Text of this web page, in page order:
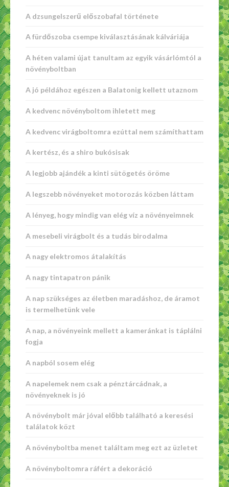
A dzsungelszerű előszobafal története
A fürdőszoba csempe kiválasztásának kálváriája
A héten valami újat tanultam az egyik vásárlómtól a
növényboltban
A jó példához egészen a Balatonig kellett utaznom
A kedvenc növényboltom ihletett meg
A kedvenc virágboltomra ezúttal nem számíthattam
A kertész, és a shiro bukósisak
A legjobb ajándék a kinti sütögetés öröme
A legszebb növényeket motorozás közben láttam
A lényeg, hogy mindig van elég víz a növényeimnek
A mesebeli virágbolt és a tudás birodalma
A nagy elektromos átalakítás
A nagy tintapatron pánik
A nap szükséges az életben maradáshoz, de áramot
is termelhetünk vele
A nap, a növényeink mellett a kameránkat is táplálni
fogja
A napból sosem elég
A napelemek nem csak a pénztárcádnak, a
növényeknek is jó
A növénybolt már jóval előbb található a keresési
találatok közt
A növényboltba menet találtam meg ezt az üzletet
A növényboltomra ráfért a dekoráció